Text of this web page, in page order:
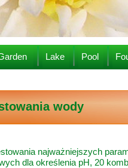
Lake Pool
wody
najważniejszych
dla określenia pH, 20